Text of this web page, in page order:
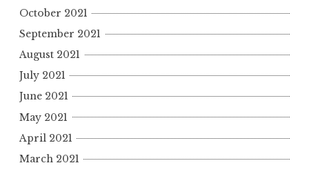
October 2021
September 2021
August 2021
July 2021
June 2021
May 2021
April 2021
March 2021